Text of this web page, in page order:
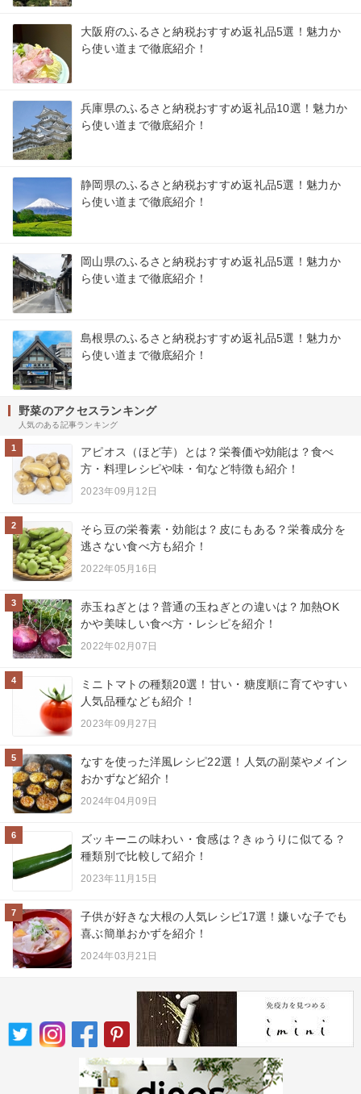
大阪府のふるさと納税おすすめ返礼品5選！魅力か
ら使い道まで徹底紹介！
兵庫県のふるさと納税おすすめ返礼品10選！魅力か
ら使い道まで徹底紹介！
静岡県のふるさと納税おすすめ返礼品5選！魅力か
ら使い道まで徹底紹介！
岡山県のふるさと納税おすすめ返礼品5選！魅力か
ら使い道まで徹底紹介！
島根県のふるさと納税おすすめ返礼品5選！魅力か
ら使い道まで徹底紹介！
野菜のアクセスランキング
人気のある記事ランキング
1
アピオス（ほど芋）とは？栄養価や効能は？食べ
方・料理レシピや味・旬など特徴も紹介！
2023年09月12日
2
そら豆の栄養素・効能は？皮にもある？栄養成分を
逃さない食べ方も紹介！
2022年05月16日
3
赤玉ねぎとは？普通の玉ねぎとの違いは？加熱OK
かや美味しい食べ方・レシピを紹介！
2022年02月07日
4
ミニトマトの種類20選！甘い・糖度順に育てやすい
人気品種なども紹介！
2023年09月27日
5
なすを使った洋風レシピ22選！人気の副菜やメイン
おかずなど紹介！
2024年04月09日
6
ズッキーニの味わい・食感は？きゅうりに似てる？
種類別で比較して紹介！
2023年11月15日
7
子供が好きな大根の人気レシピ17選！嫌いな子でも
喜ぶ簡単おかずを紹介！
2024年03月21日